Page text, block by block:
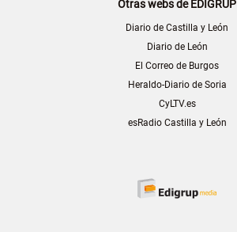
Otras webs de EDIGRUP
Diario de Castilla y León
Diario de León
El Correo de Burgos
Heraldo-Diario de Soria
CyLTV.es
esRadio Castilla y León